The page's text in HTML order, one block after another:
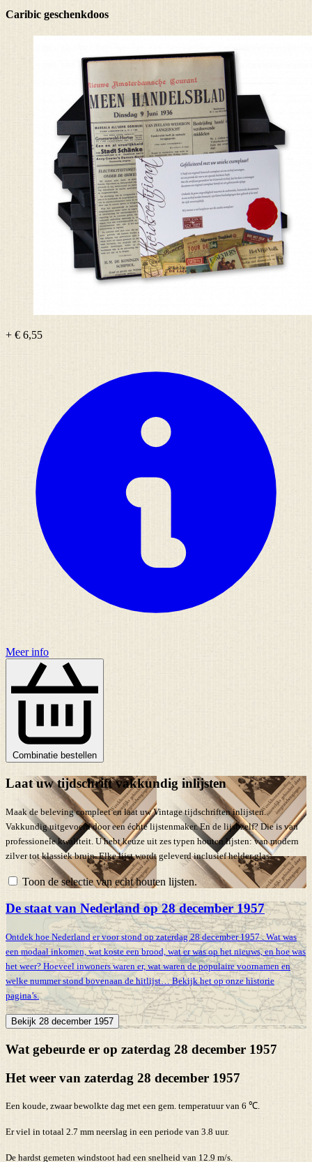
Caribic geschenkdoos
+ € 6,55
Meer info
Combinatie bestellen
Laat uw tijdschrift vakkundig inlijsten
Maak de beleving compleet en laat uw Vintage tijdschriften inlijsten.
Vakkundig uitgevoerd door een échte lijstenmaker. En de lijst zelf? Die is van
professionele kwaliteit. U hebt keuze uit zes typen houten lijsten: van modern
zilver tot klassiek bruin. Elke lijst wordt geleverd inclusief helder glas.
Toon de selectie van echt houten lijsten.
De staat van Nederland op 28 december 1957
Ontdek hoe Nederland er voor stond op zaterdag 28 december 1957 . Wat was
een modaal inkomen, wat koste een brood, wat er was op het nieuws, en hoe was
het weer? Hoeveel inwoners waren er, wat waren de populaire voornamen en
welke nummer stond bovenaan de hitlijst… Bekijk het op onze historie
pagina’s.
Bekijk 28 december 1957
Wat gebeurde er op zaterdag 28 december 1957
Het weer van zaterdag 28 december 1957
Een koude, zwaar bewolkte dag met een gem. temperatuur van 6 ℃.
Er viel in totaal 2.7 mm neerslag in een periode van 3.8 uur.
De hardst gemeten windstoot had een snelheid van 12.9 m/s.